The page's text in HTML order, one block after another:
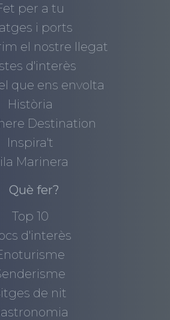
per a tu
i ports
el nostre llegat
d'interès
que ens envolta
Història
Destination
Inspira't
Marinera
Què fer?
Top 10
d'interès
de nit